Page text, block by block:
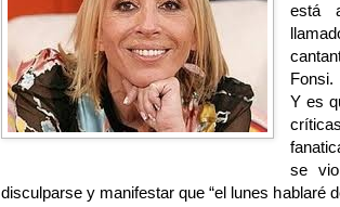
está
Fonsi.
Y es
se
disculparse y manifestar que “el lunes hablaré